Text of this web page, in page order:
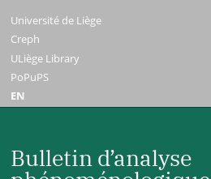
Université de Liège
Creph
ULiège Library
PoPuPS
EN
Bulletin d’analyse